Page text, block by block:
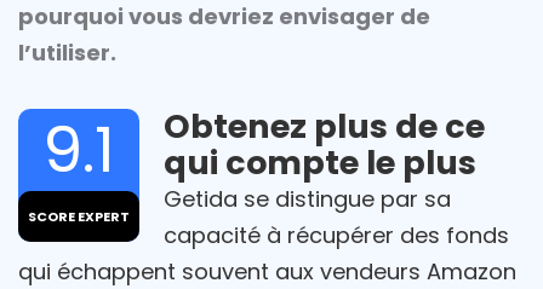
pourquoi vous devriez envisager de
l’utiliser.
9.1
SCORE EXPERT
Obtenez plus de ce
qui compte le plus
Getida se distingue par sa
capacité à récupérer des fonds
qui échappent souvent aux vendeurs Amazon